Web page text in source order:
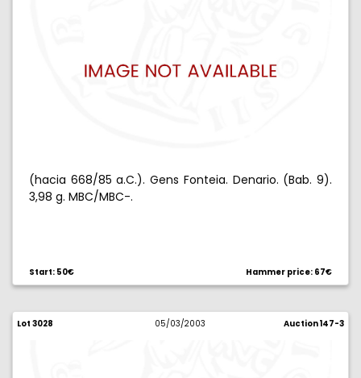
(hacia 668/85 a.C.). Gens Fonteia. Denario. (Bab. 9).
3,98 g. MBC/MBC-.
Start: 50€ Hammer price: 67€
Lot 3028 05/03/2003 Auction 147-3